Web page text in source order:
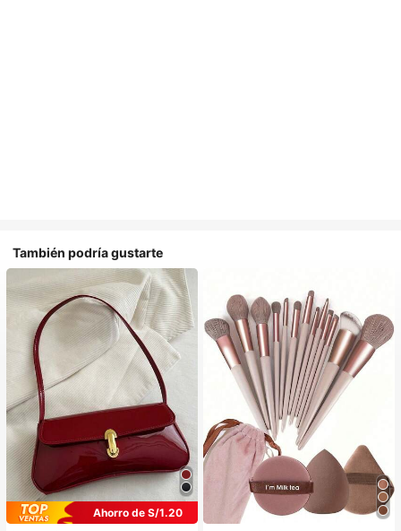
También podría gustarte
Ahorro de S/1.20